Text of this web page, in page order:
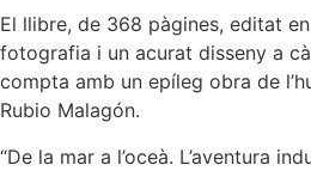
El llibre, de 368 pàgines, editat
fotografia i un acurat disseny a
compta amb un epíleg obra de
Rubio Malagón.
“De la mar a l’oceà. L’aventura